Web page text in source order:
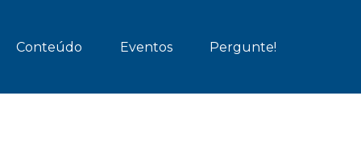
Conteúdo Eventos Pergunte!